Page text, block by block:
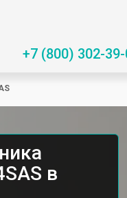
+7 (800) 302-
в